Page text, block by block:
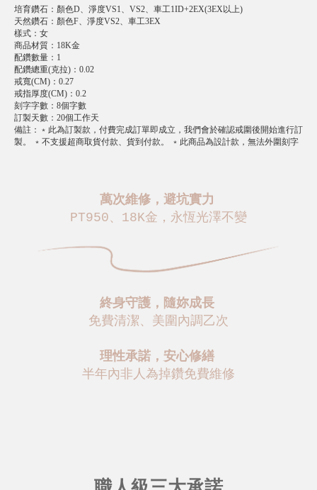
培育鑽石 ： 顏色D、淨度VS1、VS2、車工1ID+2EX(3EX以上)
天然鑽石 ： 顏色F、淨度VS2、車工3EX
樣式 ： 女
商品材質 ： 18K金
配鑽數量 ： 1
配鑽總重(克拉) ： 0.02
戒寬(CM) ： 0.27
戒指厚度(CM) ： 0.2
刻字字數 ： 8個字數
訂製天數 ： 20個工作天
備註 ： ﹡此為訂製款，付費完成訂單即成立，我們會於確認戒圍後開始進行訂
製。 ﹡不支援超商取貨付款、貨到付款。 ﹡此商品為設計款，無法外圍刻字
萬次維修，避坑實力
PT950、18K金，永恆光澤不變
終身守護，隨妳成長
免費清潔、美圍內調乙次
理性承諾，安心修繕
半年內非人為掉鑽免費維修